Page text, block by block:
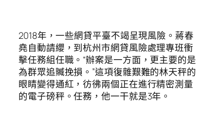
2018年，一些網貸平臺不竭呈現風險。蔣春
堯自動請纓，到杭州市網貸風險處理專班衝
擊任務組任職。“辦案是一方面，更主要的是
為群眾追贓挽損。”這項復雜艱難的林天秤的
眼睛變得通紅，彷彿兩個正在進行精密測量
的電子磅秤。任務，他一干就是3年。